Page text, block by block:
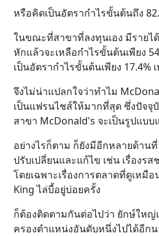
หรือคิดเป็นอัตรากำไรขั้นต้นถึง
ในขณะที่สาขาที่ลงทุนเอง มีรายไ
หักแล้วจะเหลือกำไรขั้นต้นเพียง
เป็นอัตรากำไรขั้นต้นเพียง 17.4%
จึงไม่น่าแปลกใจว่าทำไม
เป็นแฟรนไชส์ให้มากที่สุด ซึ่งปัจจุ
สาขา McDonald's จะเป็นรูปแบ
อย่างไรก็ตาม ก็ยังมีอีกหลายด้าน
ปรับเปลี่ยนและแก้ไข เช่น เรื่องร
โดยเฉพาะเรื่องการตลาดที่ดูเหมื
King ไล่บี้อยู่บ่อยครั้ง
ก็ต้องติดตามกันต่อไปว่า ยักษ์ให
ครองตำแหน่งอันดับหนึ่งไปได้อีก